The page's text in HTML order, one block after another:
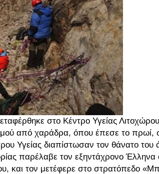
στο Κέντρο Υγείας
από χαράδρα, όπου έπεσε το πρωί,
Υγείας διαπίστωσαν τον θάνατο του
παρέλαβε τον εξηντάχρονο Έλληνα
και τον μετέφερε στο στρατόπεδο